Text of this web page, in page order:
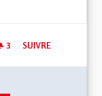
3 3 ABONNÉS
SUIVRE